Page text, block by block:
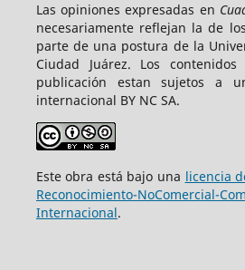
Las opiniones expresadas en
necesariamente reflejan la de
parte de una postura de la
Ciudad Juárez. Los
publicación estan sujetos a
internacional BY NC SA.
Este obra está bajo una licencia
Reconocimiento-
Internacional.